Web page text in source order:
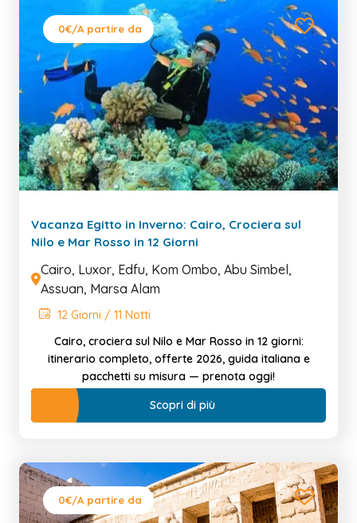
0€/A partire da
Vacanza Egitto in Inverno: Cairo, Crociera sul
Nilo e Mar Rosso in 12 Giorni
Cairo, Luxor, Edfu, Kom Ombo, Abu Simbel,
Assuan, Marsa Alam
12 Giorni / 11 Notti
Cairo, crociera sul Nilo e Mar Rosso in 12 giorni:
itinerario completo, offerte 2026, guida italiana e
pacchetti su misura — prenota oggi!
Scopri di più
0€/A partire da